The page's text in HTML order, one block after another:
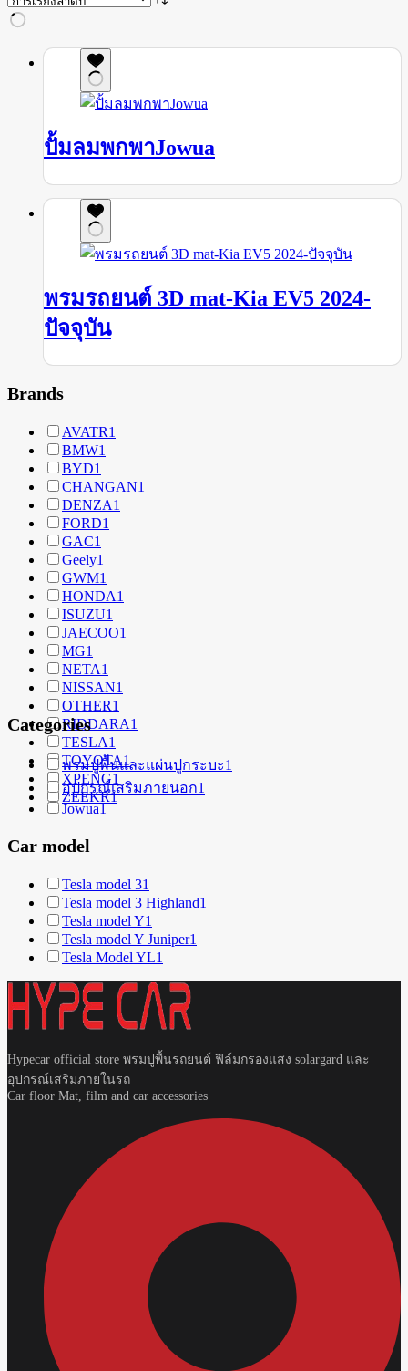
ปั้มลมพกพาJowua
พรมรถยนต์ 3D mat-Kia EV5 2024-
ปัจจุบัน
Brands
AVATR1
BMW1
BYD1
CHANGAN1
DENZA1
FORD1
GAC1
Geely1
GWM1
HONDA1
ISUZU1
JAECOO1
MG1
NETA1
NISSAN1
OTHER1
RIDDARA1
TESLA1
TOYOTA1
XPENG1
ZEEKR1
Categories
พรมปูพื้นและแผ่นปูกระบะ1
อุปกรณ์เสริมภายนอก1
Jowua1
Car model
Tesla model 31
Tesla model 3 Highland1
Tesla model Y1
Tesla model Y Juniper1
Tesla Model YL1
Hypecar official store พรมปูพื้นรถยนต์ ฟิล์มกรองแสง solargard และ
อุปกรณ์เสริมภายในรถ
Car floor Mat, film and car accessories